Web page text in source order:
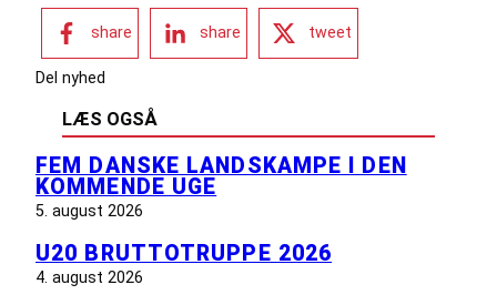
share share tweet
Del nyhed
LÆS OGSÅ
FEM DANSKE LANDSKAMPE I DEN
KOMMENDE UGE
5. august 2026
U20 BRUTTOTRUPPE 2026
4. august 2026